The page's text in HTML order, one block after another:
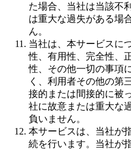
た場合、当社は当該不
は重大な過失がある場
ん。
当社は、本サービスに
性、有用性、完全性、
性、その他一切の事項
く、利用者その他の第
接的または間接的に被
社に故意または重大な
負いません。
本サービスは、当社が
続を行います。当社が